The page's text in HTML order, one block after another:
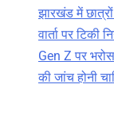
झारखंड में
वार्ता पर टिकी
Gen Z पर
की जांच होनी